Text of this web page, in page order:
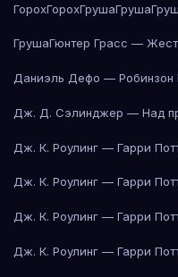
ГорохГорохГрушаГруша
ГрушаГюнтер Грасс —
Даниэль Дефо — Робинзон
Дж. Д. Сэлинджер — Над
Дж. К. Роулинг — Гарри
Дж. К. Роулинг — Гарри
Дж. К. Роулинг — Гарри
Дж. К. Роулинг — Гарри